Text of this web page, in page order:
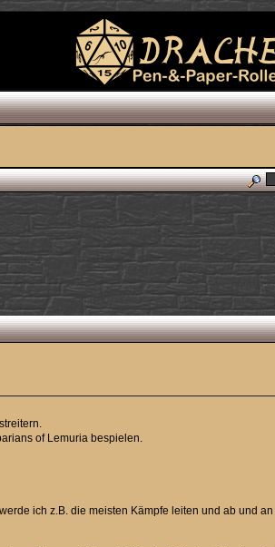
of Lemuria bespielen.
ich z.B. die meisten Kämpfe leiten und ab und